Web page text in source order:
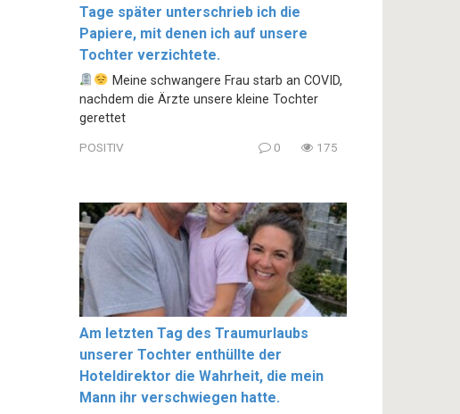
Tage später unterschrieb ich die
Papiere, mit denen ich auf unsere
Tochter verzichtete.
Meine schwangere Frau starb an COVID,
nachdem die Ärzte unsere kleine Tochter
gerettet
POSITIV 0 175
Am letzten Tag des Traumurlaubs
unserer Tochter enthüllte der
Hoteldirektor die Wahrheit, die mein
Mann ihr verschwiegen hatte.